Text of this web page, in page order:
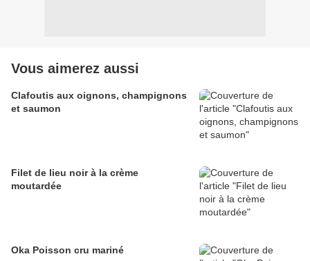
Vous aimerez aussi
Clafoutis aux oignons, champignons
et saumon
Filet de lieu noir à la crème
moutardée
Oka Poisson cru mariné